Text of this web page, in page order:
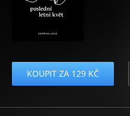
KOUPIT ZA 129 KČ